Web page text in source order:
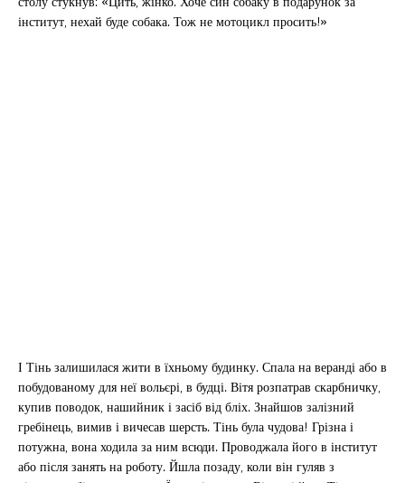
інститут, нехай буде собака. Тож не мотоцикл просить!»
І Тінь залишилася жити в їхньому будинку. Спала на веранді або в
побудованому для неї вольєрі, в будці. Вітя розпатрав скарбничку,
купив поводок, нашийник і засіб від бліх. Знайшов залізний
гребінець, вимив і вичесав шерсть. Тінь була чудова! Грізна і
потужна, вона ходила за ним всюди. Проводжала його в інститут
або після занять на роботу. Йшла позаду, коли він гуляв з